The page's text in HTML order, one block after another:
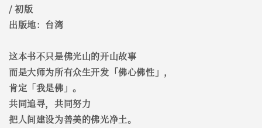
/ 初版
出版地：台湾
这本书不只是佛光山的开山故事
而是大师为所有众生开发「佛心佛性」，
肯定「我是佛」。
共同追寻，共同努力
把人间建设为善美的佛光净土。